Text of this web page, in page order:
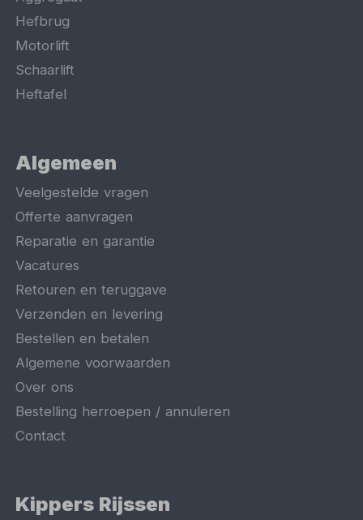
Hefbrug
Motorlift
Schaarlift
Heftafel
Algemeen
Veelgestelde vragen
Offerte aanvragen
Reparatie en garantie
Vacatures
Retouren en teruggave
Verzenden en levering
Bestellen en betalen
Algemene voorwaarden
Over ons
Bestelling herroepen / annuleren
Contact
Kippers Rijssen